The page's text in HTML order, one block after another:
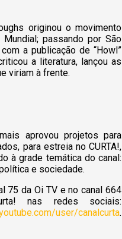
originou o movimento
passando por São
a publicação de “Howl”
a literatura, lançou as
viriam à frente.
aprovou projetos para
para estreia no CURTA!,
à grade temática do canal:
e sociedade.
75 da Oi TV e no canal 664
nas redes sociais:
user/canalcurta.